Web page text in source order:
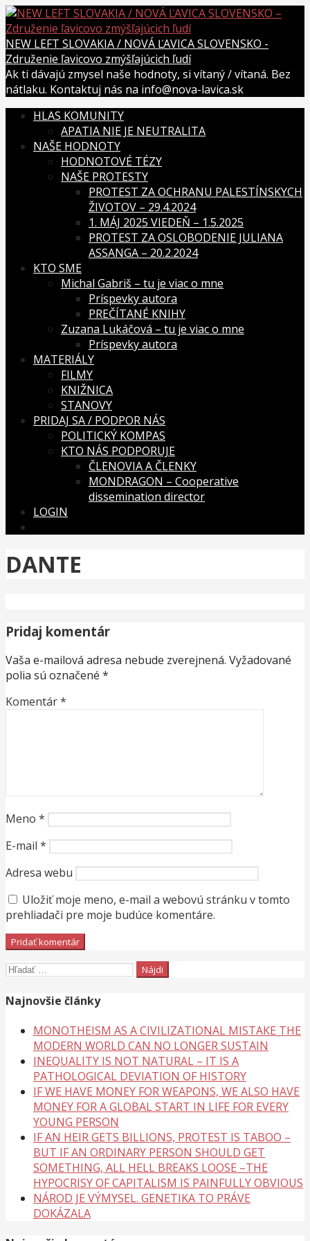
Skip
to
content
NEW LEFT SLOVAKIA / NOVÁ ĽAVICA SLOVENSKO -
Združenie ľavicovo zmýšľajúcich ľudí
Ak ti dávajú zmysel naše hodnoty, si vítaný / vítaná. Bez
nátlaku. Kontaktuj nás na info@nova-lavica.sk
HLAS KOMUNITY
APATIA NIE JE NEUTRALITA
NAŠE HODNOTY
HODNOTOVÉ TÉZY
NAŠE PROTESTY
PROTEST ZA OCHRANU PALESTÍNSKYCH
ŽIVOTOV – 29.4.2024
1. MÁJ 2025 VIEDEŇ – 1.5.2025
PROTEST ZA OSLOBODENIE JULIANA
ASSANGA – 20.2.2024
KTO SME
Michal Gabriš – tu je viac o mne
Príspevky autora
PREČÍTANÉ KNIHY
Zuzana Lukáčová – tu je viac o mne
Príspevky autora
MATERIÁLY
FILMY
KNIŽNICA
STANOVY
PRIDAJ SA / PODPOR NÁS
POLITICKÝ KOMPAS
KTO NÁS PODPORUJE
ČLENOVIA A ČLENKY
MONDRAGON – Cooperative
dissemination director
LOGIN
DANTE
Pridaj komentár
Vaša e-mailová adresa nebude zverejnená. Vyžadované
polia sú označené *
Komentár*
Meno *
E-mail *
Adresa webu
Uložiť moje meno, e-mail a webovú stránku v tomto
prehliadači pre moje budúce komentáre.
Hľadať:
Najnovšie články
MONOTHEISM AS A CIVILIZATIONAL MISTAKE THE
MODERN WORLD CAN NO LONGER SUSTAIN
INEQUALITY IS NOT NATURAL – IT IS A
PATHOLOGICAL DEVIATION OF HISTORY
IF WE HAVE MONEY FOR WEAPONS, WE ALSO HAVE
MONEY FOR A GLOBAL START IN LIFE FOR EVERY
YOUNG PERSON
IF AN HEIR GETS BILLIONS, PROTEST IS TABOO –
BUT IF AN ORDINARY PERSON SHOULD GET
SOMETHING, ALL HELL BREAKS LOOSE –THE
HYPOCRISY OF CAPITALISM IS PAINFULLY OBVIOUS
NÁROD JE VÝMYSEL. GENETIKA TO PRÁVE
DOKÁZALA